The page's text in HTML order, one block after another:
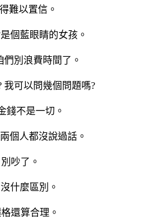
難以置信。
是個藍眼睛的女孩。
們別浪費時間了。
我可以問幾個問題嗎?
錢不是一切。
兩個人都沒說過話。
別吵了。
沒什麼區別。
格還算合理。